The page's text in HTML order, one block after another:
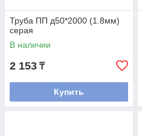
Труба ПП д50*2000 (1.8мм)
серая
В наличии
2 153 ₸
Купить